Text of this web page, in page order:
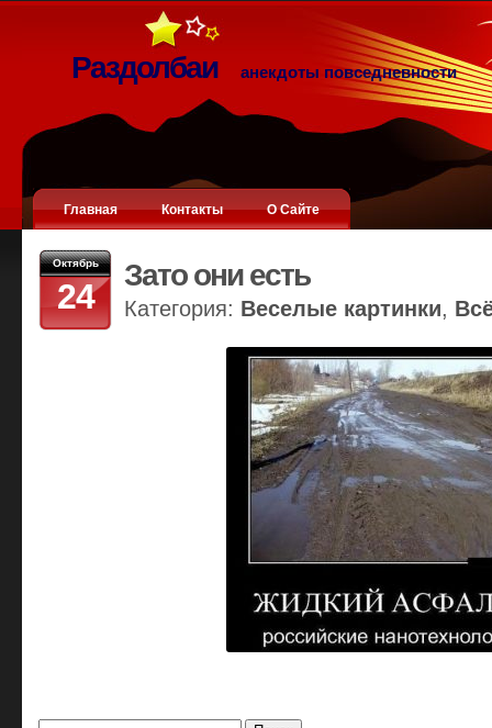
Раздолбаи анекдоты повседневности
Главная Контакты О Сайте
Октябрь
24
Зато они есть
Категория: Веселые картинки,